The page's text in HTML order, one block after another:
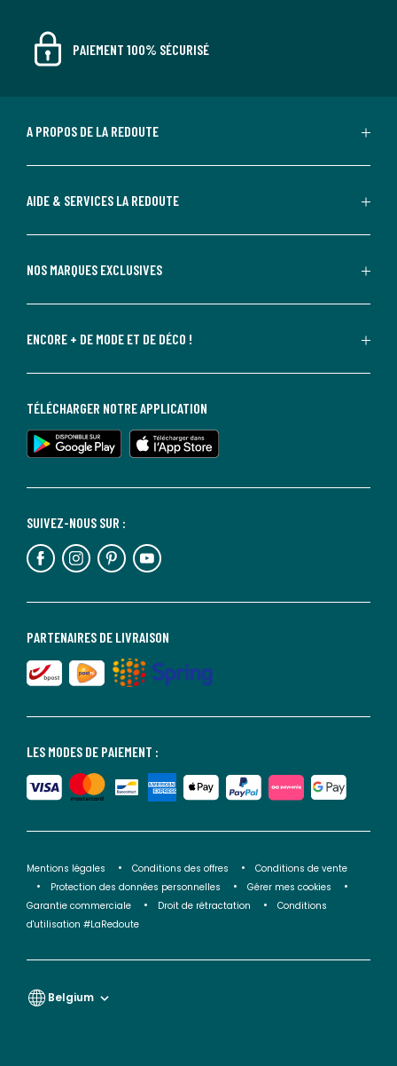
PAIEMENT 100% SÉCURISÉ
A PROPOS DE LA REDOUTE
AIDE & SERVICES LA REDOUTE
NOS MARQUES EXCLUSIVES
ENCORE + DE MODE ET DE DÉCO !
LES MODES DE PAIEMENT :
PARTENAIRES DE LIVRAISON
SUIVEZ-NOUS SUR :
TÉLÉCHARGER NOTRE APPLICATION
Mentions légales Conditions des offres
Conditions de vente
Protection des données personnelles
Gérer mes cookies
Garantie commerciale
Droit de rétractation
Conditions
d'utilisation #LaRedoute
Belgium